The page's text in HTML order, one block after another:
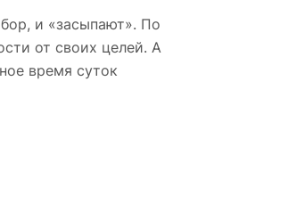
и «засыпают». По
от своих целей. А
время суток